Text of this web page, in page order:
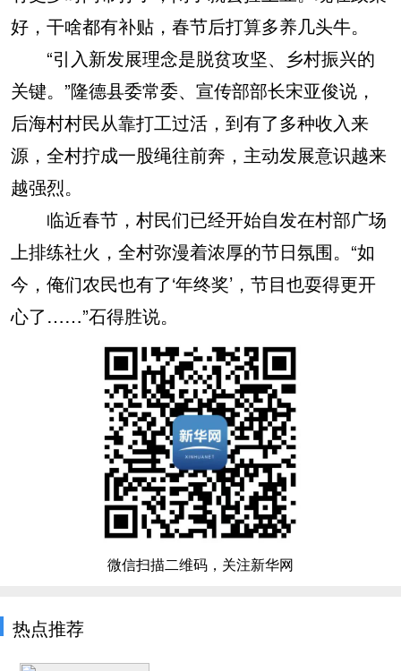
好，干啥都有补贴，春节后打算多养几头牛。
“引入新发展理念是脱贫攻坚、乡村振兴的
关键。”隆德县委常委、宣传部部长宋亚俊说，
后海村村民从靠打工过活，到有了多种收入来
源，全村拧成一股绳往前奔，主动发展意识越来
越强烈。
临近春节，村民们已经开始自发在村部广场
上排练社火，全村弥漫着浓厚的节日氛围。“如
今，俺们农民也有了‘年终奖’，节目也耍得更开
心了……”石得胜说。
微信扫描二维码，关注新华网
热点推荐